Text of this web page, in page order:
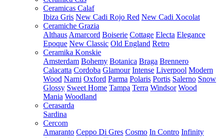
Ceramicas Calaf
Ibiza Gris New Cadi Rojo Red New Cadi Xocolat
Ceramiche Grazia
Althaus Amarcord Boiserie Cottage Electa Elegance
Epoque New Classic Old England Retro
Ceramika Konskie
Amsterdam Bohemy Botanica Braga Brennero
Calacatta Cordoba Glamour Intense Liverpool Modern
Wood Narni Oxford Parma Polaris Portis Salerno Snow
Glossy Sweet Home Tampa Terra Windsor Wood
Mania Woodland
Cerasarda
Sardina
Cercom
Amaranto Ceppo Di Gres Cosmo In Contro Infinity